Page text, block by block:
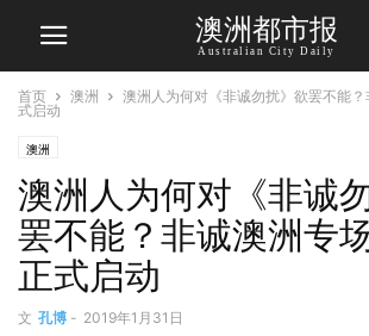
澳洲都市报
Australian City Daily
首页 澳洲
澳洲人为何对《非诚勿扰》欲罢不能
式启动
澳洲
澳洲人为何对《非诚
罢不能？非诚澳洲专
正式启动
文 孔博 - 2019年1月31日